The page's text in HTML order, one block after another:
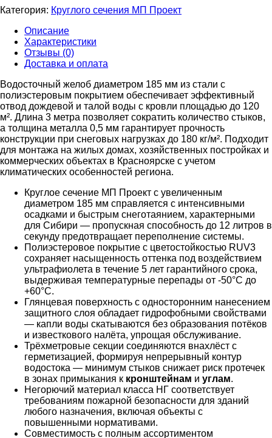
Категория: Круглого сечения МП Проект
Описание
Характеристики
Отзывы (0)
Доставка и оплата
Водосточный желоб диаметром 185 мм из стали с
полиэстеровым покрытием обеспечивает эффективный
отвод дождевой и талой воды с кровли площадью до 120
м². Длина 3 метра позволяет сократить количество стыков,
а толщина металла 0,5 мм гарантирует прочность
конструкции при снеговых нагрузках до 180 кг/м². Подходит
для монтажа на жилых домах, хозяйственных постройках и
коммерческих объектах в Красноярске с учетом
климатических особенностей региона.
Круглое сечение МП Проект с увеличенным
диаметром 185 мм справляется с интенсивными
осадками и быстрым снеготаянием, характерными
для Сибири — пропускная способность до 12 литров в
секунду предотвращает переполнение системы.
Полиэстеровое покрытие с цветостойкостью RUV3
сохраняет насыщенность оттенка под воздействием
ультрафиолета в течение 5 лет гарантийного срока,
выдерживая температурные перепады от -50°C до
+60°C.
Глянцевая поверхность с односторонним нанесением
защитного слоя обладает гидрофобными свойствами
— капли воды скатываются без образования потёков
и известкового налёта, упрощая обслуживание.
Трёхметровые секции соединяются внахлёст с
герметизацией, формируя непрерывный контур
водостока — минимум стыков снижает риск протечек
в зонах примыкания к кронштейнам и углам.
Негорючий материал класса НГ соответствует
требованиям пожарной безопасности для зданий
любого назначения, включая объекты с
повышенными нормативами.
Совместимость с полным ассортиментом